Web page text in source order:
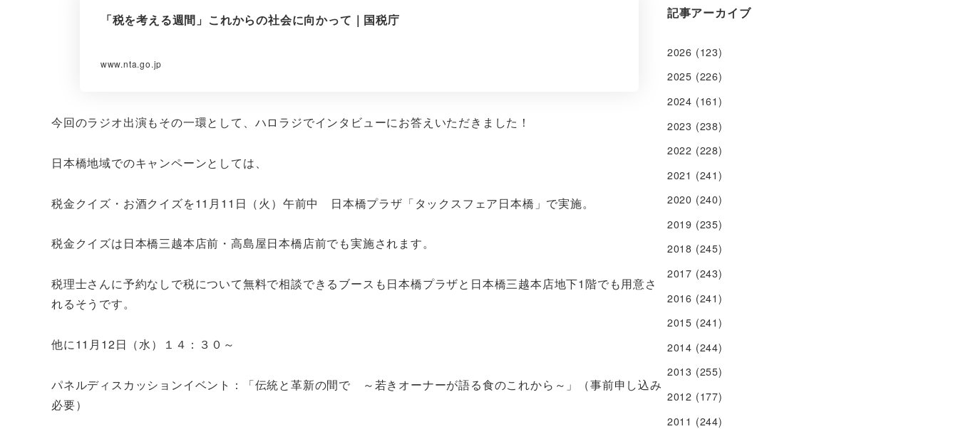
「税を考える週間」これからの社会に向かって｜国税庁
www.nta.go.jp
今回のラジオ出演もその一環として、ハロラジでインタビューにお答えいただきました！
日本橋地域でのキャンペーンとしては、
税金クイズ・お酒クイズを11月11日（火）午前中 日本橋プラザ「タックスフェア日本橋」で実施。
税金クイズは日本橋三越本店前・高島屋日本橋店前でも実施されます。
税理士さんに予約なしで税について無料で相談できるブースも日本橋プラザと日本橋三越本店地下1階でも用意さ
れるそうです。
他に11月12日（水）１４：３０～
パネルディスカッションイベント：「伝統と革新の間で ～若きオーナーが語る食のこれから～」（事前申し込み
必要）
記事アーカイブ
2026 (123)
2025 (226)
2024 (161)
2023 (238)
2022 (228)
2021 (241)
2020 (240)
2019 (235)
2018 (245)
2017 (243)
2016 (241)
2015 (241)
2014 (244)
2013 (255)
2012 (177)
2011 (244)